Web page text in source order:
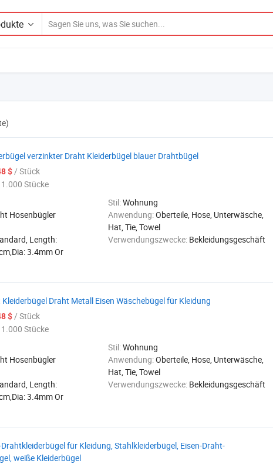
verzinkter Draht Kleiderbügel blauer Drahtbügel
$/ Stück
1.000 Stücke
Stil:Wohnung
Hosenbügler Anwendung:Oberteile, Hose, Unterwäsche,
Hat, Tie, Towel
Length:
3.4mm Or
Verwendungszwecke: Bekleidungsgeschäft
Draht Metall Eisen Wäschebügel für Kleidung
$/ Stück
1.000 Stücke
Stil:Wohnung
Hosenbügler Anwendung:Oberteile, Hose, Unterwäsche,
Hat, Tie, Towel
Length:
3.4mm Or
Verwendungszwecke: Bekleidungsgeschäft
für Kleidung, Stahlkleiderbügel, Eisen-Draht-
weiße Kleiderbügel